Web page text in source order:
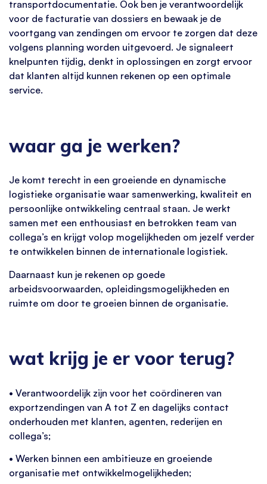
transportdocumentatie. Ook ben je verantwoordelijk
voor de facturatie van dossiers en bewaak je de
voortgang van zendingen om ervoor te zorgen dat deze
volgens planning worden uitgevoerd. Je signaleert
knelpunten tijdig, denkt in oplossingen en zorgt ervoor
dat klanten altijd kunnen rekenen op een optimale
service.
waar ga je werken?
Je komt terecht in een groeiende en dynamische
logistieke organisatie waar samenwerking, kwaliteit en
persoonlijke ontwikkeling centraal staan. Je werkt
samen met een enthousiast en betrokken team van
collega’s en krijgt volop mogelijkheden om jezelf verder
te ontwikkelen binnen de internationale logistiek.
Daarnaast kun je rekenen op goede
arbeidsvoorwaarden, opleidingsmogelijkheden en
ruimte om door te groeien binnen de organisatie.
wat krijg je er voor terug?
• Verantwoordelijk zijn voor het coördineren van
exportzendingen van A tot Z en dagelijks contact
onderhouden met klanten, agenten, rederijen en
collega’s;
• Werken binnen een ambitieuze en groeiende
organisatie met ontwikkelmogelijkheden;